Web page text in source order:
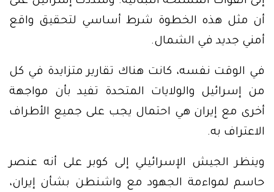
أن مثل هذه الخطوة شرط أساسي لتحقيق واقع
أمني جديد في الشمال.
في الوقت نفسه، كانت هناك تقارير متزايدة في كل
من إسرائيل والولايات المتحدة تفيد بأن مواجهة
أخرى مع إيران هي احتمال يجب على جميع الأطراف
الاعتراف به.
وينظر الجيش الإسرائيلي إلى كوبر على أنه عنصر
حاسم لمواءمة الجهود مع واشنطن بشأن إيران،